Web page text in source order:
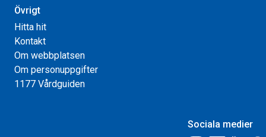
Övrigt
Hitta hit
Kontakt
Om webbplatsen
Om personuppgifter
1177 Vårdguiden
Sociala medier